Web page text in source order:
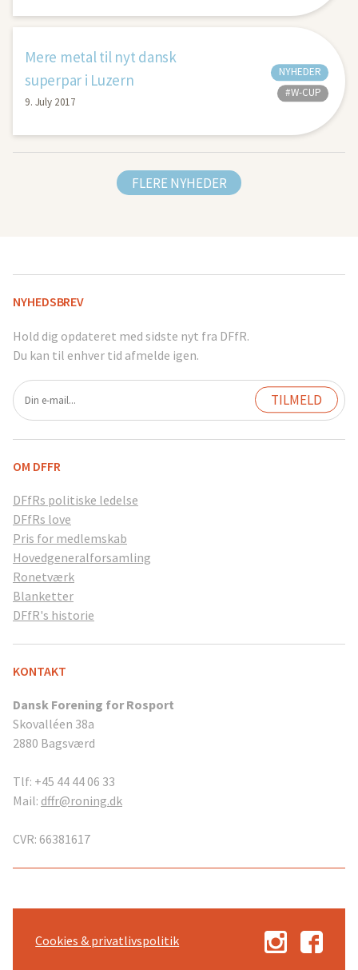
Mere metal til nyt dansk
superpar i Luzern
9. July 2017
NYHEDER
#W-CUP
FLERE NYHEDER
NYHEDSBREV
Hold dig opdateret med sidste nyt fra DFfR.
Du kan til enhver tid afmelde igen.
OM DFFR
DFfRs politiske ledelse
DFfRs love
Pris for medlemskab
Hovedgeneralforsamling
Ronetværk
Blanketter
DFfR's historie
KONTAKT
Dansk Forening for Rosport
Skovalléen 38a
2880 Bagsværd
Tlf: +45 44 44 06 33
Mail: dffr@roning.dk
CVR: 66381617
Cookies & privatlivspolitik